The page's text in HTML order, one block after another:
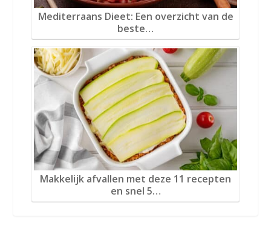
Mediterraans Dieet: Een overzicht van de
beste…
Makkelijk afvallen met deze 11 recepten
en snel 5…